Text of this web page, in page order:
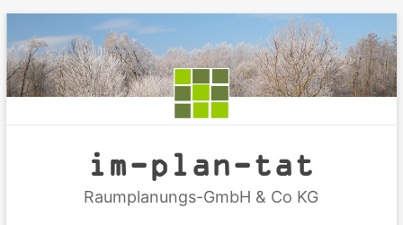
Inhalt
springen
im-plan-tat
Raumplanungs-GmbH & Co KG